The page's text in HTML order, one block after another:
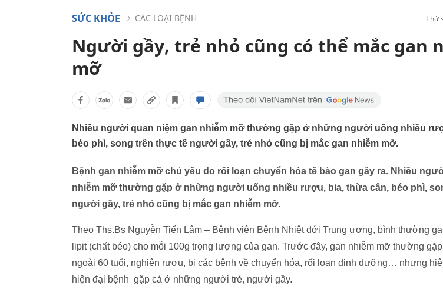
SỨC KHỎE CÁC LOẠI BỆNH thứ
Người gầy, trẻ nhỏ cũng có thể mắc gan
mỡ
Nhiều người quan niệm gan nhiễm mỡ thường gặp ở những người uống nhiều
béo phì, song trên thực tế người gầy, trẻ nhỏ cũng bị mắc gan nhiễm mỡ.
Bệnh gan nhiễm mỡ chủ yếu do rối loạn chuyển hóa tế bào gan gây ra. Nhiều
nhiễm mỡ thường gặp ở những người uống nhiều rượu, bia, thừa cân, béo phì,
người gầy, trẻ nhỏ cũng bị mắc gan nhiễm mỡ.
Theo Ths.Bs Nguyễn Tiến Lâm – Bệnh viện Bệnh Nhiệt đới Trung ương, bình thường
lipit (chất béo) cho mỗi 100g trọng lượng của gan. Trước đây, gan nhiễm mỡ thường
ngoài 60 tuổi, nghiện rượu, bị các bệnh về chuyển hóa, rối loạn dinh dưỡng… nhưng
hiện đại bệnh gặp cả ở những người trẻ, người gầy.